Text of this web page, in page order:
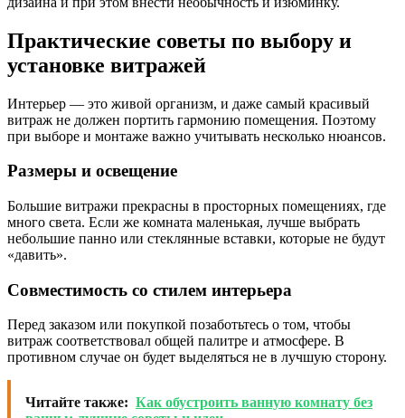
Практические советы по выбору и
установке витражей
Интерьер — это живой организм, и даже самый красивый
витраж не должен портить гармонию помещения. Поэтому
при выборе и монтаже важно учитывать несколько нюансов.
Размеры и освещение
Большие витражи прекрасны в просторных помещениях, где
много света. Если же комната маленькая, лучше выбрать
небольшие панно или стеклянные вставки, которые не будут
«давить».
Совместимость со стилем интерьера
Перед заказом или покупкой позаботьтесь о том, чтобы
витраж соответствовал общей палитре и атмосфере. В
противном случае он будет выделяться не в лучшую сторону.
Читайте также: Как обустроить ванную комнату без